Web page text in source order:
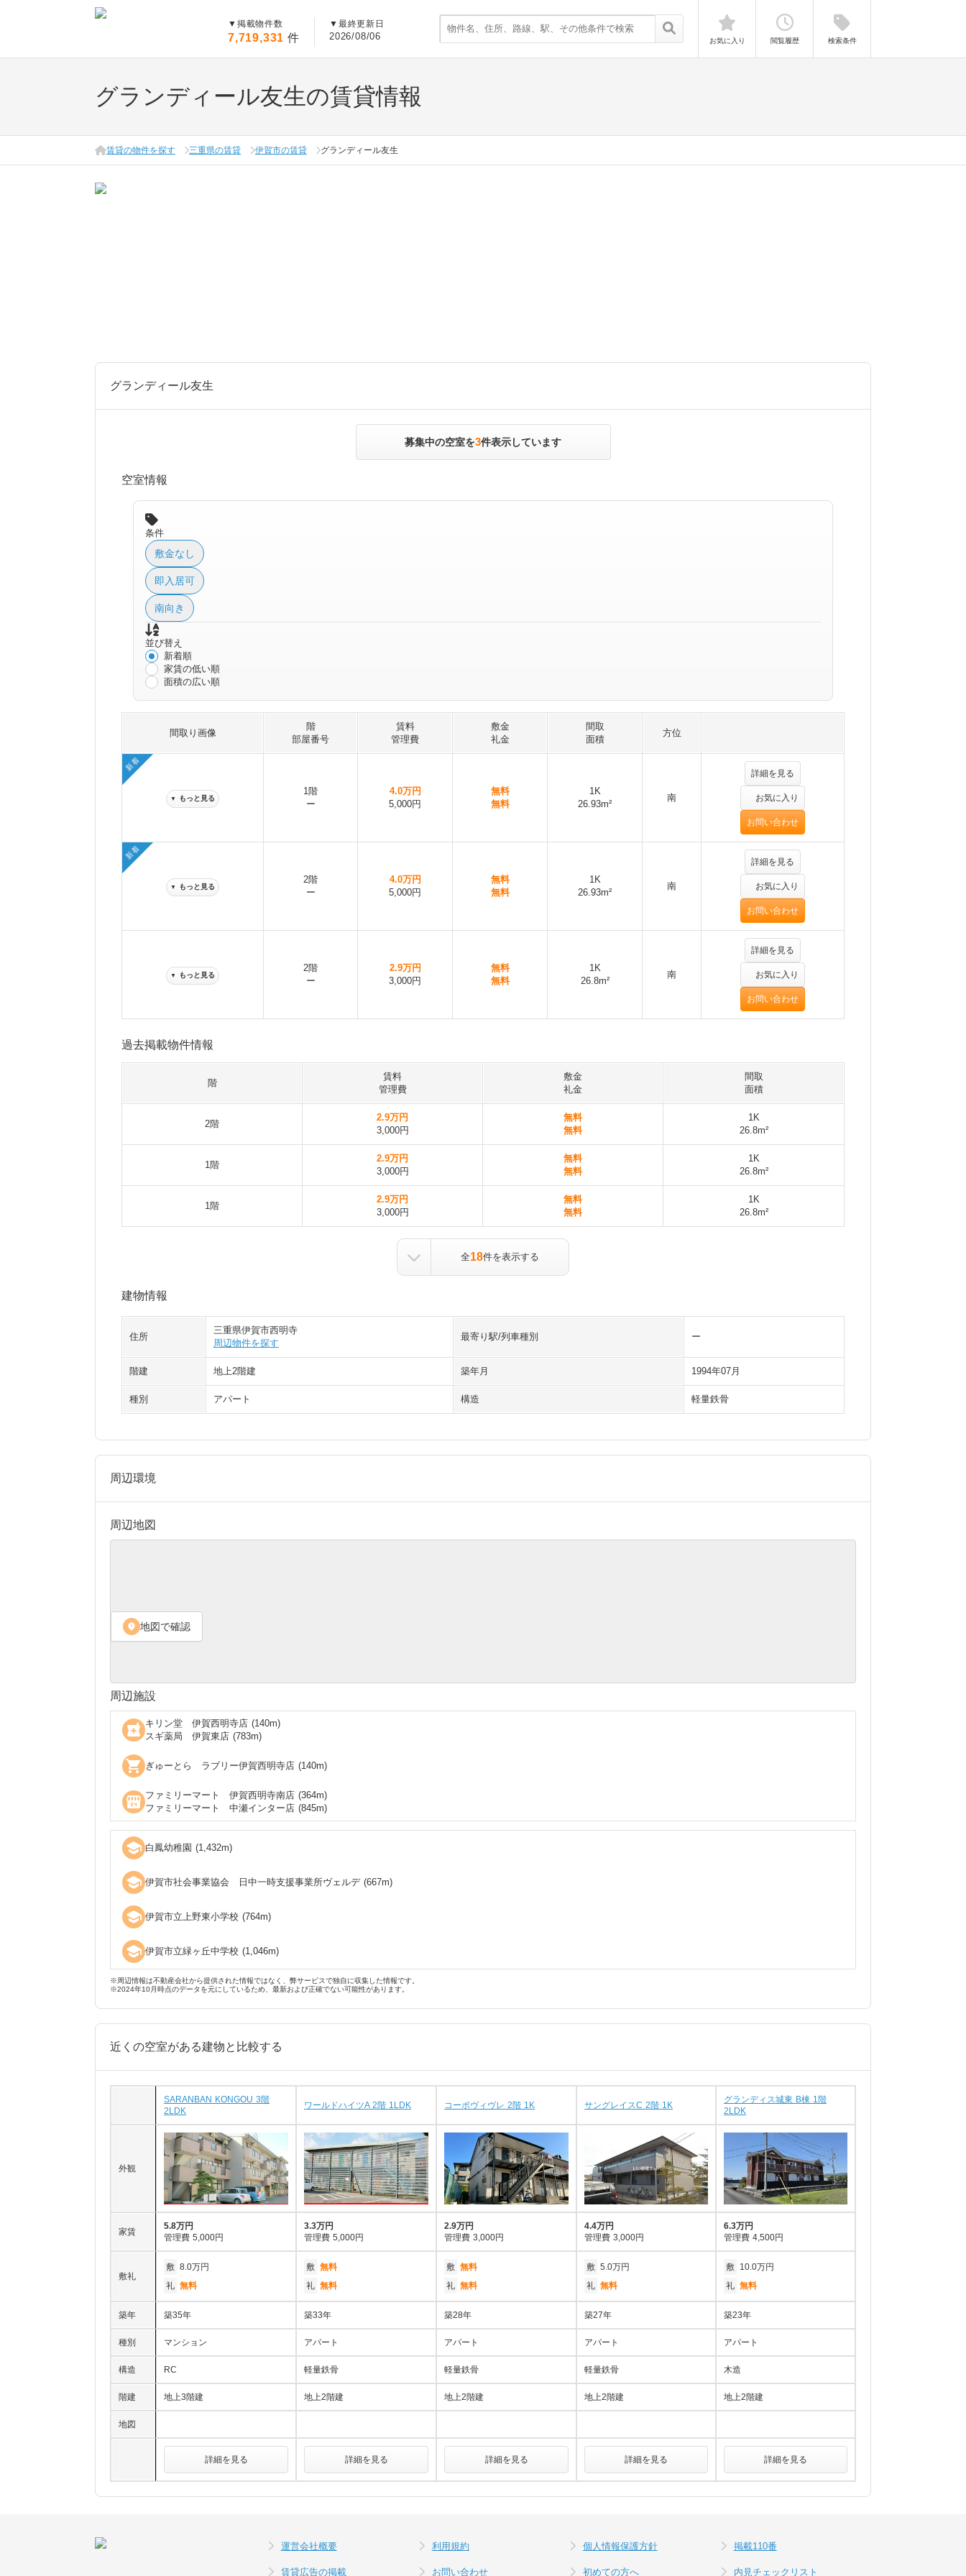
▼ 掲載物件数
7,719,331 件
▼ 最終更新日
2026/08/06 お気に入り 閲覧履歴 検索条件
グランディール友生の賃貸情報
賃貸の物件を探す 三重県の賃貸 伊賀市の賃貸 グランディール友生
グランディール友生
募集中の空室を3件表示しています
空室情報
条件
敷金なし
即入居可
南向き
並び替え
新着順
家賃の低い順
面積の広い順
間取り画像
階
部屋番号
賃料
管理費
敷金
礼金
間取
面積
方位
新着
▼ もっと見る
1階
ー
4.0万円
5,000円
無料
無料
1K
26.93m²
南
詳細を見る
お気に入り
お問い合わせ
新着
▼ もっと見る
2階
ー
4.0万円
5,000円
無料
無料
1K
26.93m²
南
詳細を見る
お気に入り
お問い合わせ
▼ もっと見る
2階
ー
2.9万円
3,000円
無料
無料
1K
26.8m²
南
詳細を見る
お気に入り
お問い合わせ
過去掲載物件情報
階
賃料
管理費
敷金
礼金
間取
面積
2階
2.9万円
3,000円
無料
無料
1K
26.8m²
1階
2.9万円
3,000円
無料
無料
1K
26.8m²
1階
2.9万円
3,000円
無料
無料
1K
26.8m²
全18件を表示する
建物情報
住所
三重県伊賀市西明寺
周辺物件を探す
最寄り駅/列車種別 ー
階建 地上2階建 築年月 1994年07月
種別 アパート 構造 軽量鉄骨
周辺環境
周辺地図
location_on 地図で確認
周辺施設
local_pharmacy キリン堂 伊賀西明寺店 (140m)
スギ薬局 伊賀東店 (783m)
shopping_cart ぎゅーとら ラブリー伊賀西明寺店 (140m)
local_convenience_store ファミリーマート 伊賀西明寺南店 (364m)
ファミリーマート 中瀬インター店 (845m)
school 白鳳幼稚園 (1,432m)
school 伊賀市社会事業協会 日中一時支援事業所ヴェルデ(667m)
school 伊賀市立上野東小学校 (764m)
school 伊賀市立緑ヶ丘中学校 (1,046m)
※周辺情報は不動産会社から提供された情報ではなく、弊サービスで独自に収集した情報です。
※2024年10月時点のデータを元にしているため、最新および正確でない可能性があります。
近くの空室がある建物と比較する
SARANBAN KONGOU 3階
2LDK
ワールドハイツA 2階 1LDK コーポヴィヴレ 2階 1K サングレイスC 2階 1K
グランディス城東 B棟 1階
2LDK
外観
家賃
5.8万円
管理費 5,000円
3.3万円
管理費 5,000円
2.9万円
管理費 3,000円
4.4万円
管理費 3,000円
6.3万円
管理費 4,500円
敷礼
敷 8.0万円
礼 無料
敷 無料
礼 無料
敷 無料
礼 無料
敷 5.0万円
礼 無料
敷 10.0万円
礼 無料
築年 築35年 築33年 築28年 築27年 築23年
種別 マンション アパート アパート アパート アパート
構造 RC 軽量鉄骨 軽量鉄骨 軽量鉄骨 木造
階建 地上3階建 地上2階建 地上2階建 地上2階建 地上2階建
地図
詳細を見る 詳細を見る 詳細を見る 詳細を見る 詳細を見る
運営会社概要 利用規約 個人情報保護方針 掲載110番
賃貸広告の掲載 お問い合わせ 初めての方へ 内見チェックリスト